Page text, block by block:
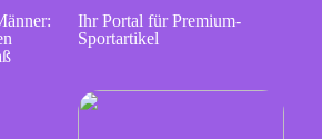
Ihr Portal für Premium-
Sportartikel